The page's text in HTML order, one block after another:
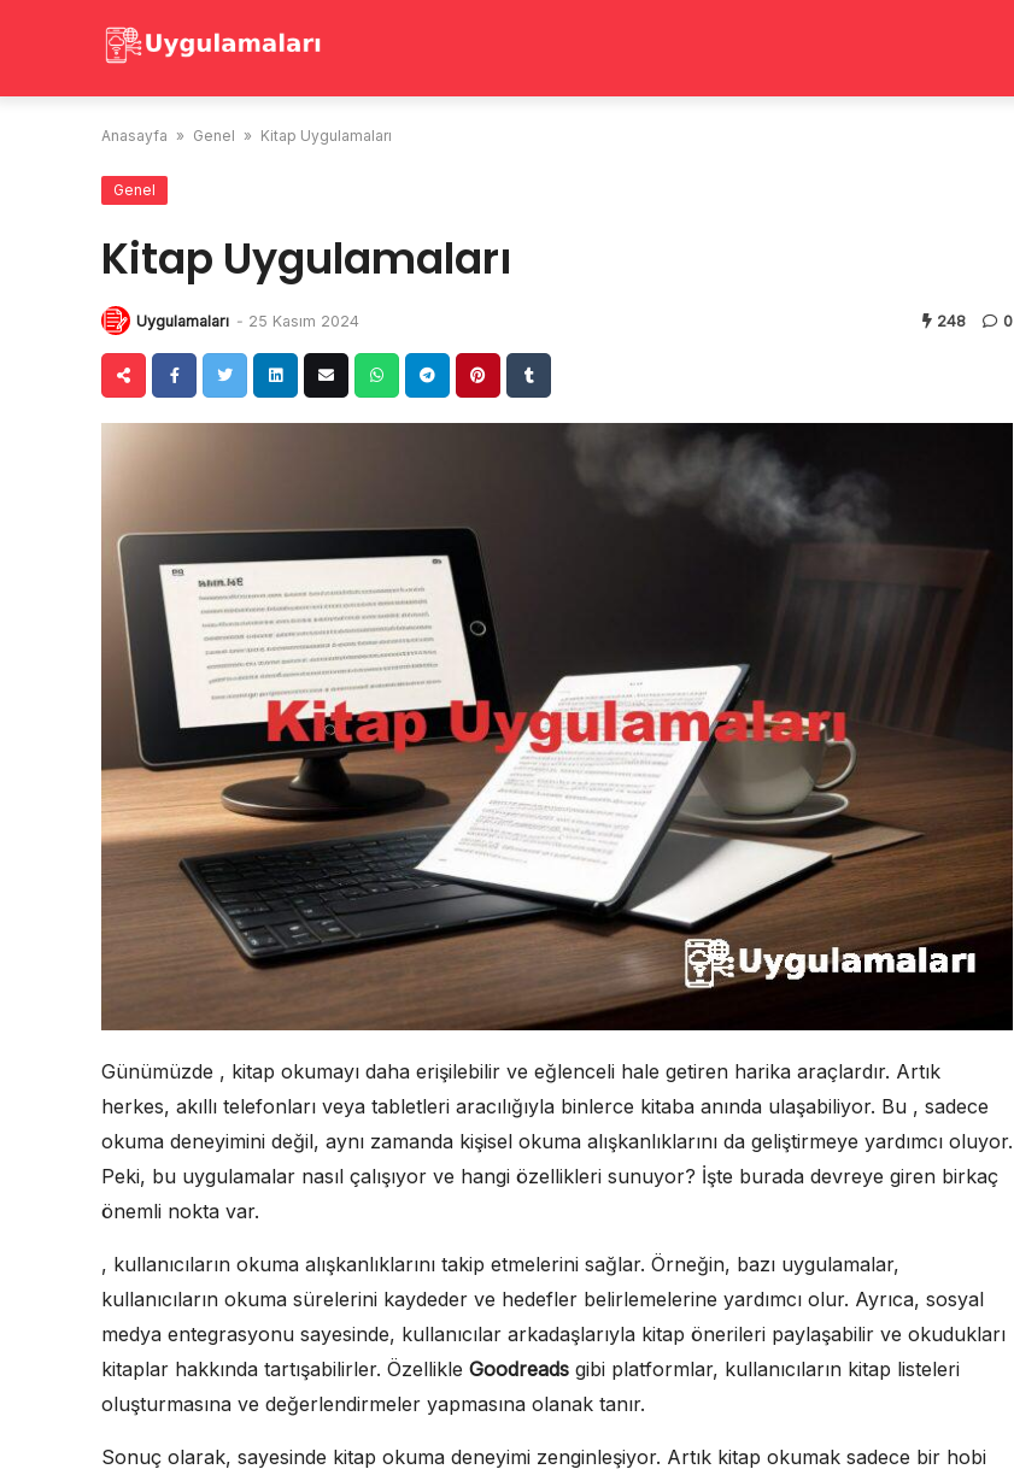
Anasayfa » Genel » Kitap Uygulamaları
Genel
Kitap Uygulamaları
Uygulamaları - 25 Kasım 2024 248 0
Günümüzde , kitap okumayı daha erişilebilir ve eğlenceli hale getiren harika araçlardır. Artık
herkes, akıllı telefonları veya tabletleri aracılığıyla binlerce kitaba anında ulaşabiliyor. Bu , sadece
okuma deneyimini değil, aynı zamanda kişisel okuma alışkanlıklarını da geliştirmeye yardımcı oluyor.
Peki, bu uygulamalar nasıl çalışıyor ve hangi özellikleri sunuyor? İşte burada devreye giren birkaç
önemli nokta var.
, kullanıcıların okuma alışkanlıklarını takip etmelerini sağlar. Örneğin, bazı uygulamalar,
kullanıcıların okuma sürelerini kaydeder ve hedefler belirlemelerine yardımcı olur. Ayrıca, sosyal
medya entegrasyonu sayesinde, kullanıcılar arkadaşlarıyla kitap önerileri paylaşabilir ve okudukları
kitaplar hakkında tartışabilirler. Özellikle Goodreads gibi platformlar, kullanıcıların kitap listeleri
oluşturmasına ve değerlendirmeler yapmasına olanak tanır.
Sonuç olarak, sayesinde kitap okuma deneyimi zenginleşiyor. Artık kitap okumak sadece bir hobi